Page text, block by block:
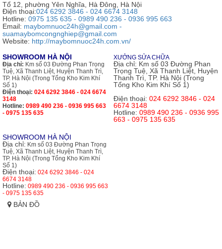
Tổ 12, phường Yên Nghĩa, Hà Đông, Hà Nội
Điện thoại:024 6292 3846 - 024 6674 3148
Hotline: 0975 135 635 - 0989 490 236 - 0936 995 663
Email: maybomnuoc24h@gmail.com -
suamaybomcongnghiep@gmail.com
Website: http://maybomnuoc24h.com.vn/
SHOWROOM HÀ NỘI
Địa chỉ: Km số 03 Đường Phan Trọng
Tuệ, Xã Thanh Liệt, Huyện Thanh Trì,
TP. Hà Nội (Trong Tổng Kho Kim Khí
Số 1)
Điện thoại: 024 6292 3846 - 024 6674
3148
Hotline: 0989 490 236 - 0936 995 663
- 0975 135 635
XƯỞNG SỬA CHỮA
Địa chỉ: Km số 03 Đường Phan
Trọng Tuệ, Xã Thanh Liệt, Huyện
Thanh Trì, TP. Hà Nội (Trong
Tổng Kho Kim Khí Số 1)
Điện thoại: 024 6292 3846 - 024
6674 3148
Hotline: 0989 490 236 - 0936 995
663 - 0975 135 635
SHOWROOM HÀ NỘI
Địa chỉ: Km số 03 Đường Phan Trọng
Tuệ, Xã Thanh Liệt, Huyện Thanh Trì,
TP. Hà Nội (Trong Tổng Kho Kim Khí
Số 1)
Điện thoại: 024 6292 3846 - 024
6674 3148
Hotline: 0989 490 236 - 0936 995 663
- 0975 135 635
BẢN ĐỒ